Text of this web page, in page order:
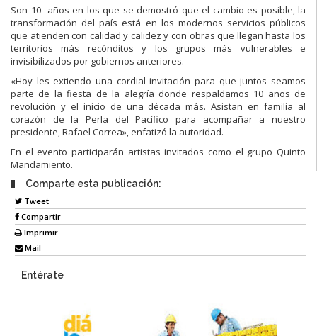
Son 10 años en los que se demostró que el cambio es posible, la
transformación del país está en los modernos servicios públicos
que atienden con calidad y calidez y con obras que llegan hasta los
territorios más recónditos y los grupos más vulnerables e
invisibilizados por gobiernos anteriores.
«Hoy les extiendo una cordial invitación para que juntos seamos
parte de la fiesta de la alegría donde respaldamos 10 años de
revolución y el inicio de una década más. Asistan en familia al
corazón de la Perla del Pacífico para acompañar a nuestro
presidente, Rafael Correa», enfatizó la autoridad.
En el evento participarán artistas invitados como el grupo Quinto
Mandamiento.
Comparte esta publicación:
Tweet
Compartir
Imprimir
Mail
Entérate